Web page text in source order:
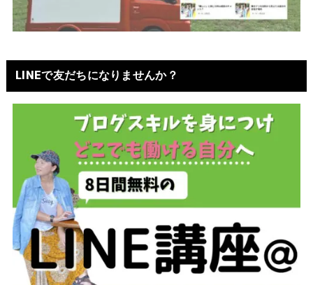
LINEで友だちになりませんか？